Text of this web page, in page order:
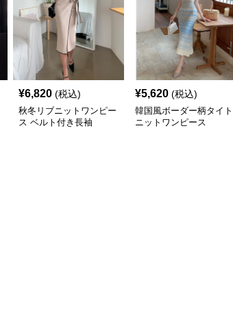
¥6,820 (税込)
秋冬リブニットワンピー
ス ベルト付き長袖
¥5,620 (税込)
韓国風ボーダー柄タイト
ニットワンピース